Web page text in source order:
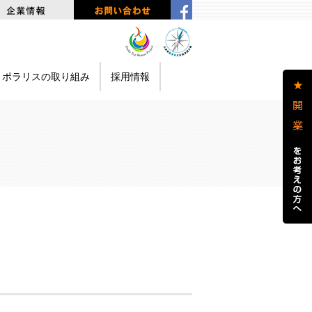
ポラリスの取り組み 採用情報